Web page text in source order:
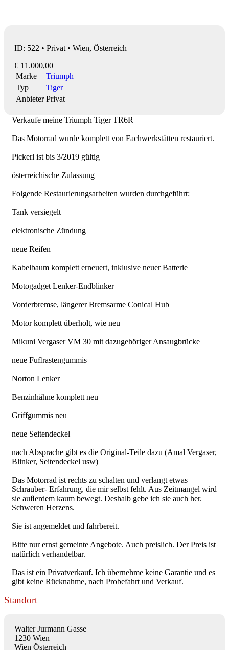
ID: 522 • Privat • Wien, Österreich
€ 11.000,00
Marke
Triumph
Typ
Tiger
Anbieter Privat
Verkaufe meine Triumph Tiger TR6R
Das Motorrad wurde komplett von Fachwerkstätten restauriert.
Pickerl ist bis 3/2019 gültig
österreichische Zulassung
Folgende Restaurierungsarbeiten wurden durchgeführt:
Tank versiegelt
elektronische Zündung
neue Reifen
Kabelbaum komplett erneuert, inklusive neuer Batterie
Motogadget Lenker-Endblinker
Vorderbremse, längerer Bremsarme Conical Hub
Motor komplett überholt, wie neu
Mikuni Vergaser VM 30 mit dazugehöriger Ansaugbrücke
neue Fuﬂrastengummis
Norton Lenker
Benzinhähne komplett neu
Griffgummis neu
neue Seitendeckel
nach Absprache gibt es die Original-Teile dazu (Amal Vergaser,
Blinker, Seitendeckel usw)
Das Motorrad ist rechts zu schalten und verlangt etwas
Schrauber- Erfahrung, die mir selbst fehlt. Aus Zeitmangel wird
sie auﬂerdem kaum bewegt. Deshalb gebe ich sie auch her.
Schweren Herzens.
Sie ist angemeldet und fahrbereit.
Bitte nur ernst gemeinte Angebote. Auch preislich. Der Preis ist
natürlich verhandelbar.
Das ist ein Privatverkauf. Ich übernehme keine Garantie und es
gibt keine Rücknahme, nach Probefahrt und Verkauf.
Standort
Walter Jurmann Gasse
1230 Wien
Wien Österreich